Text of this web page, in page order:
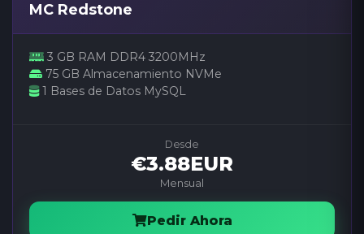
MC Redstone
3 GB RAM DDR4 3200MHz
75 GB Almacenamiento NVMe
1 Bases de Datos MySQL
Desde
€3.88EUR
Mensual
Pedir Ahora